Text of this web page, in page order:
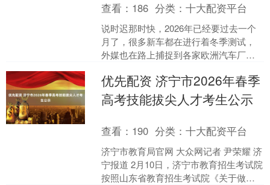
查看： 186 分类：十大配资平台
说时迟那时快，2026年已经要过去一个
月了，很多新车都在进行着冬季测试，
外媒也在路上捕捉到各家欧洲汽车厂家
有哪些新车呢？ 保时....
优先配资 济宁市2026年春季
高考技能拔尖人才考生公示
查看： 190 分类：十大配资平台
济宁市教育局官网 大众网记者 尹荣耀 济
宁报道 2月10日，济宁市教育招生考试院
按照山东省教育招生考试院《关于做好